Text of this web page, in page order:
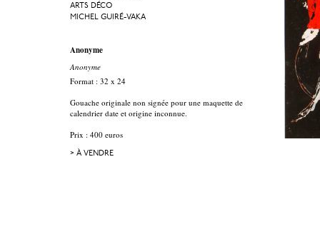
ARTS DÉCO
MICHEL GUIRÉ-VAKA
Anonyme
Anonyme
Format : 32 x 24
Gouache originale non signée pour une maquette de
calendrier date et origine inconnue.
Prix : 400 euros
> À VENDRE